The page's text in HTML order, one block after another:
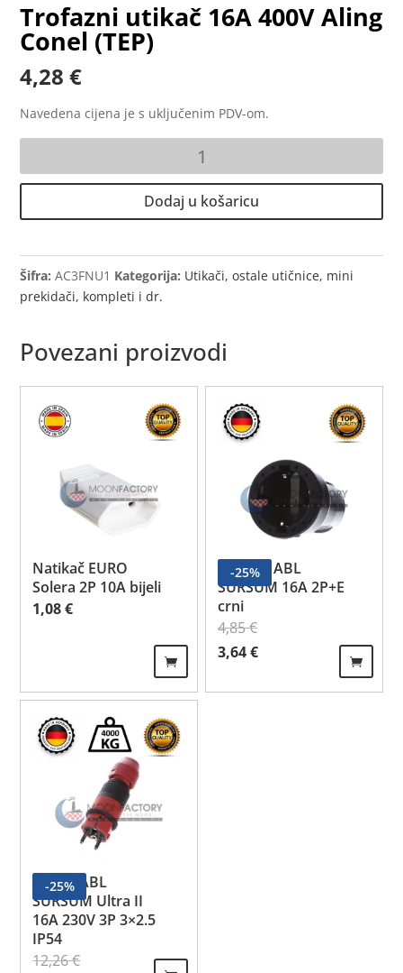
Trofazni utikač 16A 400V Aling
Conel (TEP)
4,28€
Navedena cijena je s uključenim PDV-om.
16A
Conel
(TEP)
količina
Dodaj u košaricu
Šifra:AC3FNU1 Kategorija: Utikači, ostale utičnice, mini
prekidači, kompleti i dr.
Povezani proizvodi
Natikač EURO
Solera 2P 10A bijeli
1,08€
-25%
Natikač ABL
SURSUM 16A 2P+E
crni
4,85€
Izvorna cijena bila je: 4,85 €.
3,64€Trenutna cijena je: 3,64 €.
-25%
Utikač ABL
SURSUM Ultra II
16A 230V 3P 3×2.5
IP54
12,26€